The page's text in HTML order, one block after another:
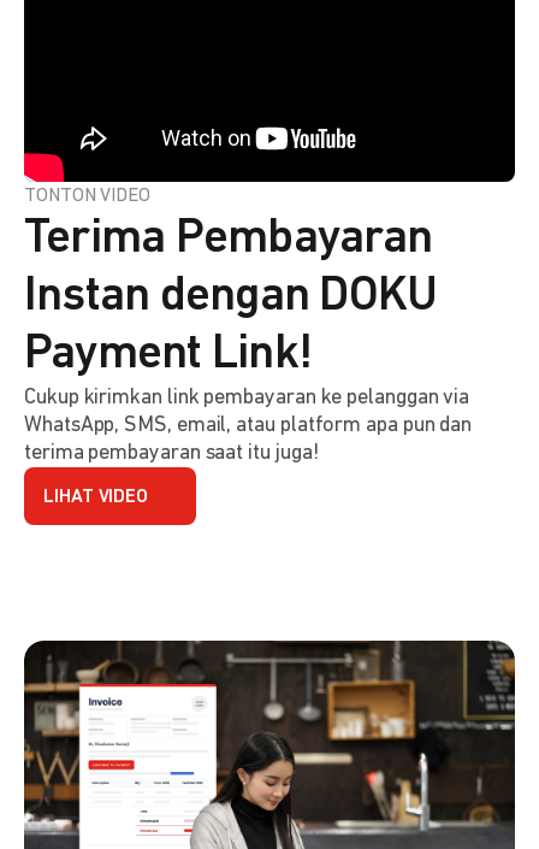
TONTON VIDEO
Terima Pembayaran
Instan dengan DOKU
Payment Link!
Cukup kirimkan link pembayaran ke pelanggan via
WhatsApp, SMS, email, atau platform apa pun dan
terima pembayaran saat itu juga!
LIHAT VIDEO